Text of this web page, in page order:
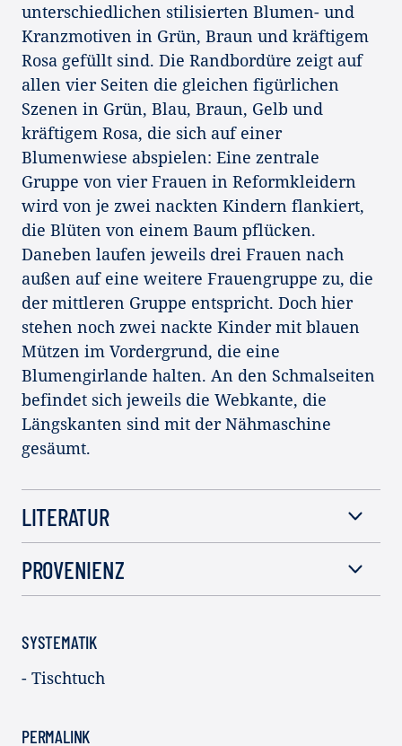
unterschiedlichen stilisierten Blumen- und
Kranzmotiven in Grün, Braun und kräftigem
Rosa gefüllt sind. Die Randbordüre zeigt auf
allen vier Seiten die gleichen figürlichen
Szenen in Grün, Blau, Braun, Gelb und
kräftigem Rosa, die sich auf einer
Blumenwiese abspielen: Eine zentrale
Gruppe von vier Frauen in Reformkleidern
wird von je zwei nackten Kindern flankiert,
die Blüten von einem Baum pflücken.
Daneben laufen jeweils drei Frauen nach
außen auf eine weitere Frauengruppe zu, die
der mittleren Gruppe entspricht. Doch hier
stehen noch zwei nackte Kinder mit blauen
Mützen im Vordergrund, die eine
Blumengirlande halten. An den Schmalseiten
befindet sich jeweils die Webkante, die
Längskanten sind mit der Nähmaschine
gesäumt.
LITERATUR
PROVENIENZ
SYSTEMATIK
- Tischtuch
PERMALINK